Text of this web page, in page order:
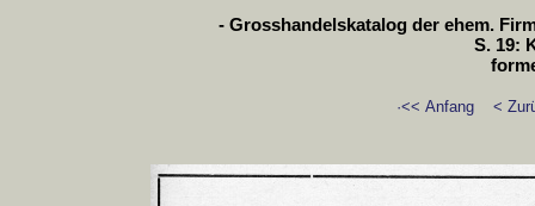
- Grosshandelskatalog der ehem.
S. 19:
·<< Anfang <